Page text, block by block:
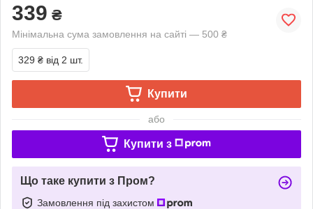
339 ₴
Мінімальна сума замовлення на сайті — 500 ₴
329 ₴ від 2 шт.
Купити
або
Купити з
Що таке купити з Пром?
Замовлення під захистом